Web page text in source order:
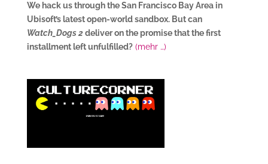
We hack us through the San Francisco Bay Area in
Ubisoft’s latest open-world sandbox. But can
Watch_Dogs 2deliver on the promise that the first
installment left unfulfilled? (mehr …)